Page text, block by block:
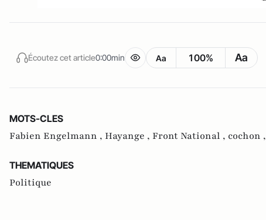
Écoutez cet article0:00min Aa 100% Aa
MOTS-CLES
Fabien Engelmann , Hayange , Front National , cochon ,
THEMATIQUES
Politique